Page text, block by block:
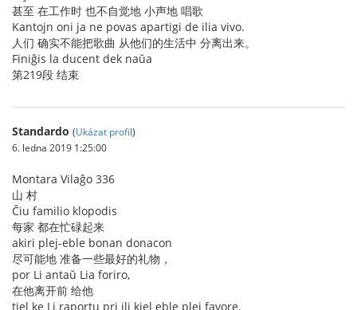
甚至 在工作时 也不自觉地 小声地 唱歌
Kantojn oni ja ne povas apartigi de ilia vivo.
人们 确实不能把歌曲 从他们的生活中 分离出来。
Finiĝis la ducent dek naŭa
第219段 结束
Standardo (Ukázat profil)
6. ledna 2019 1:25:00
Montara Vilaĝo 336
山 村
Ĉiu familio klopodis
每家 都在忙碌起来
akiri plej-eble bonan donacon
尽可能地 准备一些最好的礼物，
por Li antaŭ Lia foriro,
在他离开前 给他
tiel ke Li raportu pri ili kiel eble plej favore.